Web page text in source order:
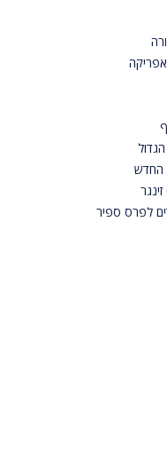
החדש
לפרס ספיר
https://